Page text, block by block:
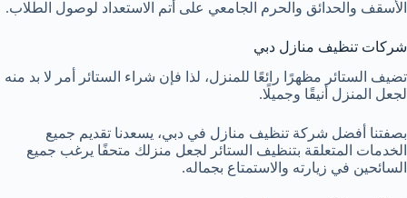
الأسقف والحدائق والحرم الجامعي على أتم الاستعداد لوصول الطلاب.
شركات تنظيف منازل دبي
تضيف الستائر مظهرًا رائعًا للمنزل، لذا فإن شراء الستائر أمر لا بد منه
لجعل المنزل أنيقًا وجميلًا.
بصفتنا أفضل شركة تنظيف منازل في دبي، يسعدنا تقديم جميع
الخدمات المتعلقة بتنظيف الستائر لجعل منزلك متحفًا يرغب جميع
السائحين في زيارته والاستمتاع بجماله.